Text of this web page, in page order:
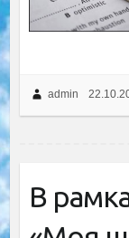
admin
В